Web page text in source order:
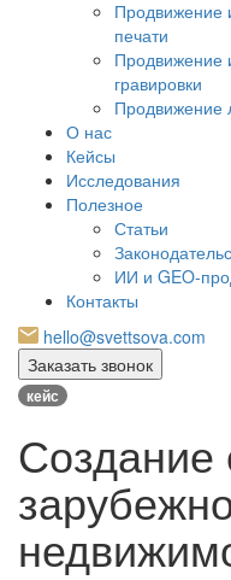
Продвижение
печати
Продвижение
гравировки
Продвижение
О нас
Кейсы
Исследования
Полезное
Статьи
ИИ и GEO-
Контакты
hello@svettsova.com
Заказать звонок
кейс
Создание